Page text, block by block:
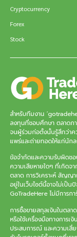
Cryptocurrency
Forex
Stock
สำหรับทีมงาน
ลงทุนที่ชอบศึกษา ตลาดก
จนผู้ร่วมก่อตั้งนั้นรู้สึกว่าค
แพร่และถ่ายทอดให้แก่นัก
ข้อจำกัดและความรับผิดช
ความเสียหายใดๆ ที่เกิดจ
ตลาด การวิเคราะห์ สัญญ
อยู่ในเว็บไซต์นี้อาจไม่เป็น
GoTradeHere ไม่มีการก
การซื้อขายสกุลเงินในตล
หรือใช้เครื่องมือทางการ
ประสบการณ์ และความเสี่